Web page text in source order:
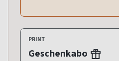
PRINT
Geschenkabo